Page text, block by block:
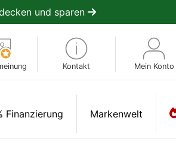
und sparen
Kontakt Mein Konto
Finanzierung Markenwelt